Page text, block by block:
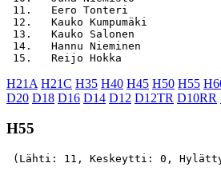
11.   Eero Tonteri
12.   Kauko Kumpumäki
13.   Kauko Salonen
14.   Hannu Nieminen
H21A H21C H35 H40 H45 H50 H55
D20 D18 D16 D14 D12 D12TR D10RR
H55
(Lähti: 11, Keskeytti: 0,